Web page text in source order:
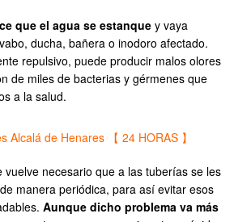
que el agua se estanque y vaya
ducha, bañera o inodoro afectado.
repulsivo, puede producir malos olores
de miles de bacterias y gérmenes que
a la salud.
Alcalá de Henares 【 24 HORAS 】
vuelve necesario que a las tuberías se les
manera periódica, para así evitar esos
Aunque dicho problema va más